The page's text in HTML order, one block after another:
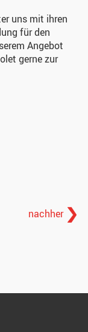
uns mit ihren
für den
Angebot
gerne zur
nachher